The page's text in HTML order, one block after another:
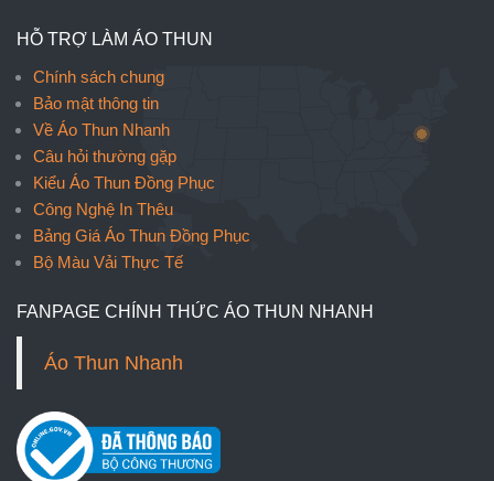
HỖ TRỢ LÀM ÁO THUN
Chính sách chung
Bảo mật thông tin
Về Áo Thun Nhanh
Câu hỏi thường gặp
Kiểu Áo Thun Đồng Phục
Công Nghệ In Thêu
Bảng Giá Áo Thun Đồng Phục
Bộ Màu Vải Thực Tế
FANPAGE CHÍNH THỨC ÁO THUN NHANH
Áo Thun Nhanh